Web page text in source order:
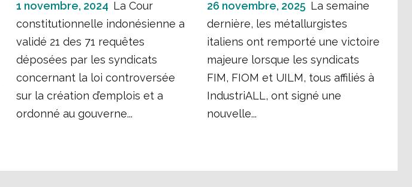
1 novembre, 2024 La Cour
constitutionnelle indonésienne a
validé 21 des 71 requêtes
déposées par les syndicats
concernant la loi controversée
sur la création d’emplois et a
ordonné au gouverne...
26 novembre, 2025 La semaine
dernière, les métallurgistes
italiens ont remporté une victoire
majeure lorsque les syndicats
FIM, FIOM et UILM, tous affiliés à
IndustriALL, ont signé une
nouvelle...